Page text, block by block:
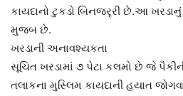
કાયદાનો ટુકડો બિનજરૃરી છે.આ
મુજબ છે.
ખરડાની અનાવશ્યકતા
સૂચિત ખરડામાં ૭ પેટા કલમો છે જે
તલાકના મુસ્લિમ કાયદાની હયાત